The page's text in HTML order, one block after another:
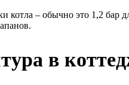
котла – обычно это 1,2
в